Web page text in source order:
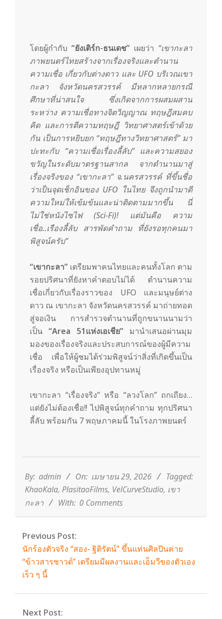
โดยผู้กำกับ “ยังเติร์ก-ธนเดช” เผยว่า “เขากะลา
ภาพยนตร์ไทยสร้างจากเรื่องจริงและตำนาน
ความเชื่อ เกี่ยวกับต่างดาว และ UFO บริเวณเขา
กะลา จังหวัดนครสวรรค์ มีหลากหลายกรณี
ศึกษาที่น่าสนใจ ซึ่งเกิดจากการผสมผสาน
ระหว่าง ความเชื่อทางจิตวิญญาณ ทฤษฎีสมคบ
คิด และการตีความทฤษฎี วิทยาศาสตร์เข้าด้วย
กัน เป็นการหยิบยก “ทฤษฎีทางวิทยาศาสตร์” มา
ปะทะกับ “ความเชื่อเรื่องลี้ลับ” และความสยอง
ขวัญในระดับมาตรฐานสากล จากตำนานมาสู่
เรื่องจริงของ “เขากะลา” จ.นครสวรรค์ ที่ขึ้นชื่อ
ว่าเป็นจุดเช็กอินของ UFO ในไทย จึงถูกนำมาตี
ความใหม่ให้เข้มข้นและน่าติดตามมากขึ้น นี่
ไม่ใช่หนังไซไฟ (Sci-Fi)! แต่มันคือ ความ
เชื่อ..เรืองลี้ลับ สารพัดคําถาม ที่ยังรอทุกคนมา
พิสูจน์ครับ”
“เขากะลา” เตรียมพาคนไทยและคนทั้งโลก ตาม
รอยปริศนาที่ยังหาคำตอบไม่ได้ ตำนานความ
เชื่อเกี่ยวกับเรื่องราวของ UFO และมนุษย์ต่าง
ดาว ณ เขากะลา จังหวัดนครสวรรค์ มาถ่ายทอด
สู่จอเงิน การสำรวจตำนานที่ถูกขนานนามว่า
เป็น “Area 51แห่งเอเชีย”มานำเสนอผ่านมุม
มองของเรื่องจริงและประสบการณ์ของผู้มีความ
เชื่อ เพื่อให้ผู้ชมได้ร่วมพิสูจน์ว่าสิ่งที่เกิดขึ้นเป็น
เรื่องจริง หรือเป็นเพียงอุปทานหมู่
เขากะลา “เรื่องจริง” หรือ “ลวงโลก” ถกเถียง…
แต่ยังไม่ต้องเชื่อ!! ไปพิสูจน์ทุกคำถาม ทุกปริศนา
ลี้ลับ พร้อมกัน 7 พฤษภาคมนี้ ในโรงภาพยนตร์
29
By: admin On: เมษายน 29, 2026
Tagged:
KhaoKala, PlasitaoFilms, VelCurveStudio, เขา
กะลา
With: 0 Comments
Previous Post:
นักร้องตัวจริง “สอง- ฐิติรัตน์” ขึ้นแท่นศิลปินค่าย
“ข้าวสารซาวด์” เตรียมมีผลงานและเอ็มวีของตัวเอง
เร็ว ๆ นี้
Next Post: